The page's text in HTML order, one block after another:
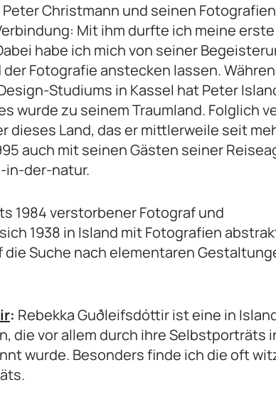
Peter Christmann und seinen
Mit ihm durfte ich meine
habe ich mich von seiner
der Fotografie anstecken lassen.
Studiums in Kassel hat Peter
wurde zu seinem Traumland. Folglich
dieses Land, das er mittlerweile seit
auch mit seinen Gästen seiner
in-der-natur.
1984 verstorbener Fotograf und
1938 in Island mit Fotografien
Suche nach elementaren
: Rebekka Guðleifsdóttir ist eine in
die vor allem durch ihre Selbstporträts
wurde. Besonders finde ich die oft